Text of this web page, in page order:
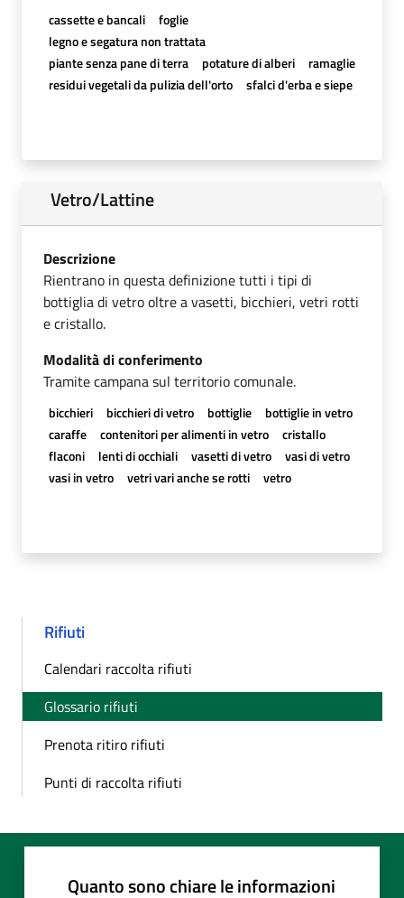
cassette e bancali
foglie
legno e segatura non trattata
piante senza pane di terra
potature di alberi
ramaglie
residui vegetali da pulizia dell'orto
sfalci d'erba e siepe
Vetro/Lattine
Descrizione
Rientrano in questa definizione tutti i tipi di
bottiglia di vetro oltre a vasetti, bicchieri, vetri rotti
e cristallo.
Modalità di conferimento
Tramite campana sul territorio comunale.
bicchieri bicchieri di vetro bottiglie
bottiglie in vetro
caraffe
contenitori per alimenti in vetro
cristallo
flaconi
lenti di occhiali vasetti di vetro
vasi di vetro
vasi in vetro
vetri vari anche se rotti vetro
Rifiuti
Calendari raccolta rifiuti
Glossario rifiuti
Prenota ritiro rifiuti
Punti di raccolta rifiuti
Quanto sono chiare le informazioni